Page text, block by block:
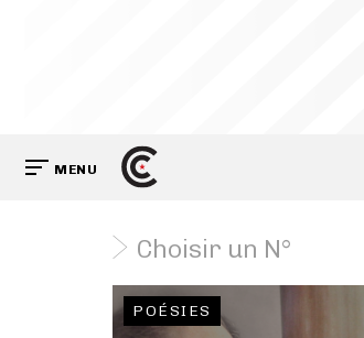
MENU
Choisir un N°
POÉSIES